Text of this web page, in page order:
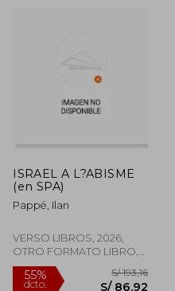
40%
dcto.
ISRAEL A L?ABISME
(en SPA)
Pappé, Ilan
VERSO LIBROS, 2026,
OTRO FORMATO LIBRO,
Nuevo